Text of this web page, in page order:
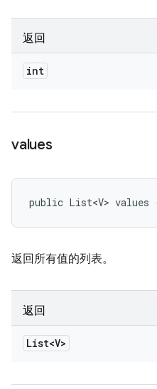
返回
int
values
public List<V> values
返回所有值的列表。
返回
List<V>